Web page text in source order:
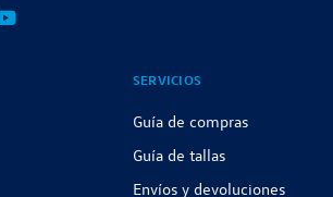
SERVICIOS
Guía de compras
Guía de tallas
Envíos y devoluciones